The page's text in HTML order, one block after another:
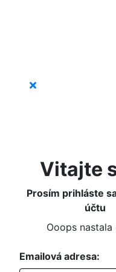
Vitajte
Prosím prihláste
účtu
Ooops nastala
Emailová adresa: